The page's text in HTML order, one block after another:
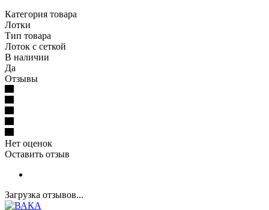
Категория товара
Лотки
Тип товара
Лоток с сеткой
В наличии
Да
Отзывы
Нет оценок
Оставить отзыв
Загрузка отзывов...